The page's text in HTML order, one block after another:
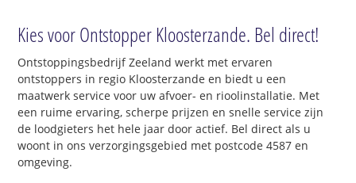
Kies voor Ontstopper Kloosterzande. Bel direct!
Ontstoppingsbedrijf Zeeland werkt met ervaren
ontstoppers in regio Kloosterzande en biedt u een
maatwerk service voor uw afvoer- en rioolinstallatie. Met
een ruime ervaring, scherpe prijzen en snelle service zijn
de loodgieters het hele jaar door actief. Bel direct als u
woont in ons verzorgingsgebied met postcode 4587 en
omgeving.